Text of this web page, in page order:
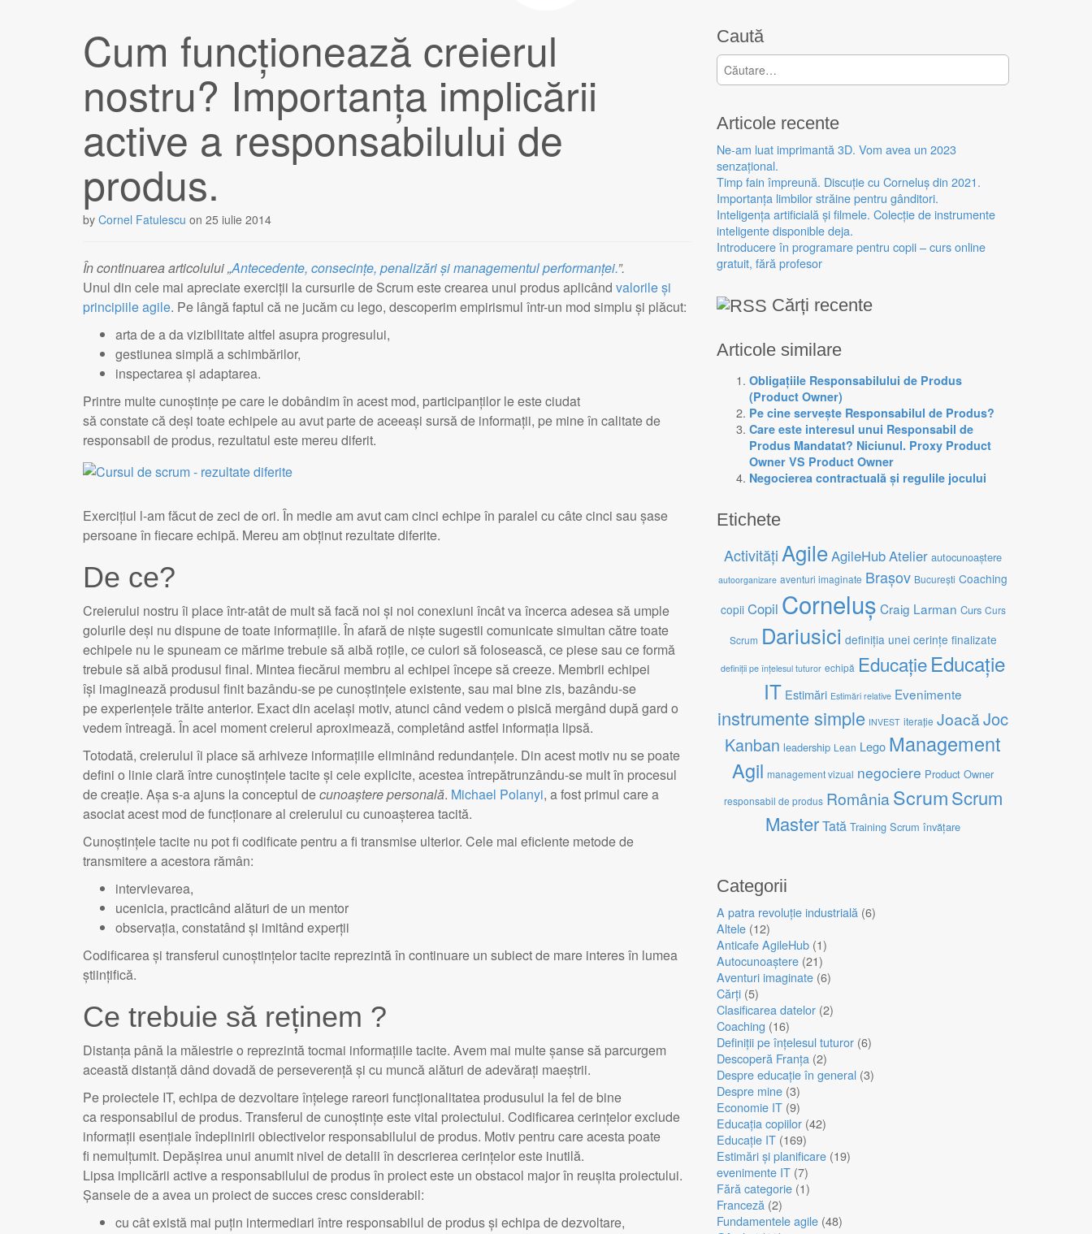
Cum funcționează creierul
nostru? Importanța implicării
active a responsabilului de
produs.
by Cornel Fatulescu on 25 iulie 2014
În continuarea articolului „Antecedente, consecințe, penalizări și managementul performanței.”.
Unul din cele mai apreciate exerciții la cursurile de Scrum este crearea unui produs aplicând valorile și
principiile agile. Pe lângă faptul că ne jucăm cu lego, descoperim empirismul într-un mod simplu și plăcut:
arta de a da vizibilitate altfel asupra progresului,
gestiunea simplă a schimbărilor,
inspectarea și adaptarea.
Printre multe cunoștințe pe care le dobândim în acest mod, participanților le este ciudat
să constate că deși toate echipele au avut parte de aceeași sursă de informații, pe mine în calitate de
responsabil de produs, rezultatul este mereu diferit.
Exercițiul l-am făcut de zeci de ori. În medie am avut cam cinci echipe în paralel cu câte cinci sau șase
persoane în fiecare echipă. Mereu am obținut rezultate diferite.
De ce?
Creierului nostru îi place într-atât de mult să facă noi și noi conexiuni încât va încerca adesea să umple
golurile deși nu dispune de toate informațiile. În afară de niște sugestii comunicate simultan către toate
echipele nu le spuneam ce mărime trebuie să aibă roțile, ce culori să folosească, ce piese sau ce formă
trebuie să aibă produsul final. Mintea fiecărui membru al echipei începe să creeze. Membrii echipei
își imaginează produsul finit bazându-se pe cunoștințele existente, sau mai bine zis, bazându-se
pe experiențele trăite anterior. Exact din același motiv, atunci când vedem o pisică mergând după gard o
vedem întreagă. În acel moment creierul aproximează, completând astfel informația lipsă.
Totodată, creierului îi place să arhiveze informațiile eliminând redundanțele. Din acest motiv nu se poate
defini o linie clară între cunoștințele tacite și cele explicite, acestea întrepătrunzându-se mult în procesul
de creație. Așa s-a ajuns la conceptul decunoaștere personală. Michael Polanyi, a fost primul care a
asociat acest mod de funcționare al creierului cu cunoașterea tacită.
Cunoștințele tacite nu pot fi codificate pentru a fi transmise ulterior. Cele mai eficiente metode de
transmitere a acestora rămân:
intervievarea,
ucenicia, practicând alături de un mentor
observația, constatând și imitând experții
Codificarea și transferul cunoștințelor tacite reprezintă în continuare un subiect de mare interes în lumea
științifică.
Ce trebuie să reținem ?
Distanța până la măiestrie o reprezintă tocmai informațiile tacite. Avem mai multe șanse să parcurgem
această distanță dând dovadă de perseverență și cu muncă alături de adevărați maeștrii.
Pe proiectele IT, echipa de dezvoltare înțelege rareori funcționalitatea produsului la fel de bine
ca responsabilul de produs. Transferul de cunoștințe este vital proiectului. Codificarea cerințelor exclude
informații esențiale îndeplinirii obiectivelor responsabilului de produs. Motiv pentru care acesta poate
fi nemulțumit. Depășirea unui anumit nivel de detalii în descrierea cerințelor este inutilă.
Lipsa implicării active a responsabilului de produs în proiect este un obstacol major în reușita proiectului.
Șansele de a avea un proiect de succes cresc considerabil:
cu cât există mai puțin intermediari între responsabilul de produs și echipa de dezvoltare,
Caută
Caută după:
Articole recente
Ne-am luat imprimantă 3D. Vom avea un 2023
senzațional.
Timp fain împreună. Discuție cu Corneluș din 2021.
Importanța limbilor străine pentru gânditori.
Inteligența artificială și filmele. Colecție de instrumente
inteligente disponible deja.
Introducere în programare pentru copii – curs online
gratuit, fără profesor
Cărți recente
Articole similare
Obligațiile Responsabilului de Produs
(Product Owner)
Pe cine servește Responsabilul de Produs?
Care este interesul unui Responsabil de
Produs Mandatat? Niciunul. Proxy Product
Owner VS Product Owner
Negocierea contractuală și regulile jocului
Etichete
Activități AgileAgileHubAtelier autocunoaștere
autoorganizare aventuri imaginate Brașov București Coaching
copii Copil Corneluș Craig Larman Curs Curs
Scrum Dariusici definiția unei cerințe finalizate
definiții pe înțelesul tuturor echipă EducațieEducație
IT Estimări Estimări relative Evenimente
instrumente simple INVEST iterație JoacăJoc
Kanban leadership Lean Lego Management
Agil management vizual negociere Product Owner
responsabil de produs România ScrumScrum
MasterTată Training Scrum învățare
Categorii
A patra revoluție industrială (6)
Altele (12)
Anticafe AgileHub (1)
Autocunoaștere (21)
Aventuri imaginate (6)
Cărți (5)
Clasificarea datelor (2)
Coaching (16)
Definiții pe înțelesul tuturor (6)
Descoperă Franța (2)
Despre educație în general (3)
Despre mine (3)
Economie IT (9)
Educația copiilor (42)
Educație IT (169)
Estimări și planificare (19)
evenimente IT (7)
Fără categorie (1)
Franceză (2)
Fundamentele agile (48)